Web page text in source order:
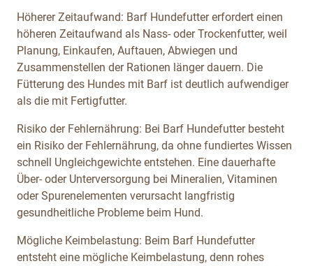
Höherer Zeitaufwand: Barf Hundefutter erfordert einen
höheren Zeitaufwand als Nass- oder Trockenfutter, weil
Planung, Einkaufen, Auftauen, Abwiegen und
Zusammenstellen der Rationen länger dauern. Die
Fütterung des Hundes mit Barf ist deutlich aufwendiger
als die mit Fertigfutter.
Risiko der Fehlernährung: Bei Barf Hundefutter besteht
ein Risiko der Fehlernährung, da ohne fundiertes Wissen
schnell Ungleichgewichte entstehen. Eine dauerhafte
Über- oder Unterversorgung bei Mineralien, Vitaminen
oder Spurenelementen verursacht langfristig
gesundheitliche Probleme beim Hund.
Mögliche Keimbelastung: Beim Barf Hundefutter
entsteht eine mögliche Keimbelastung, denn rohes